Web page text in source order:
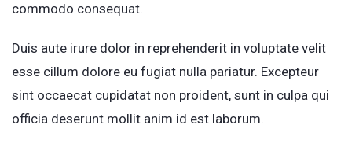
commodo consequat.
Duis aute irure dolor in reprehenderit in voluptate velit
esse cillum dolore eu fugiat nulla pariatur. Excepteur
sint occaecat cupidatat non proident, sunt in culpa qui
officia deserunt mollit anim id est laborum.